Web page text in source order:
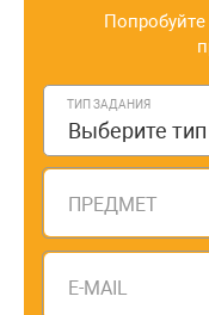
ТИП ЗАДАНИЯ
Выберите
ПРЕДМЕТ
E-MAIL